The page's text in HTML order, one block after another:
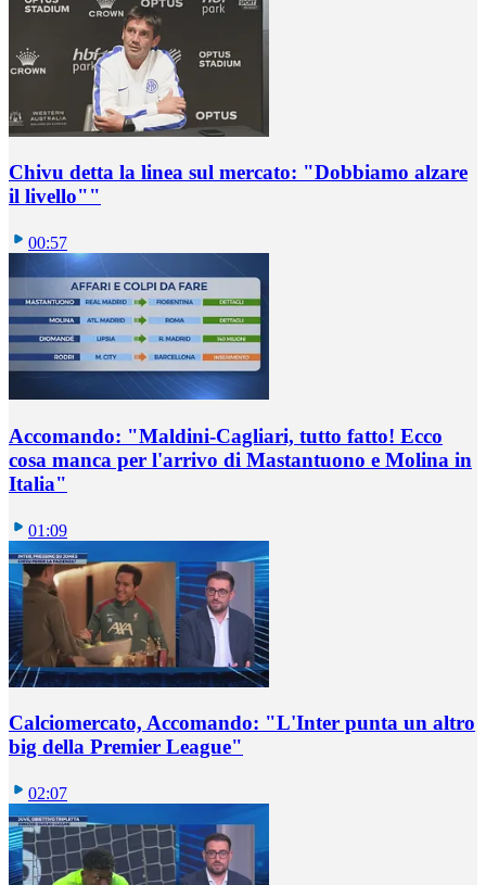
Chivu detta la linea sul mercato: "Dobbiamo alzare
il livello""
00:57
Accomando: "Maldini-Cagliari, tutto fatto! Ecco
cosa manca per l'arrivo di Mastantuono e Molina in
Italia"
01:09
Calciomercato, Accomando: "L'Inter punta un altro
big della Premier League"
02:07